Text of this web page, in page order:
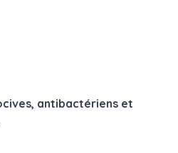
antibactériens et